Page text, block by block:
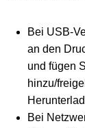
Bei USB-
an den
und fügen
hinzu/
Bei